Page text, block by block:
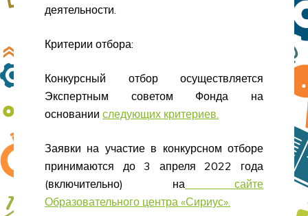
деятельности.
Критерии отбора:
Конкурсный отбор осуществляется
Экспертным советом Фонда на
основании следующих критериев.
Заявки на участие в конкурсном отборе
принимаются до 3 апреля 2022 года
(включительно) на сайте
Образовательного центра «Сириус».